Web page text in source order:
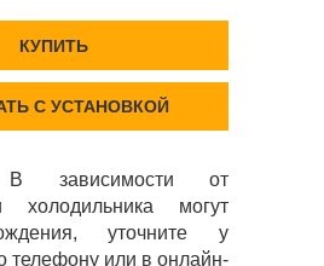
КУПИТЬ
С УСТАНОВКОЙ
В зависимости от
холодильника могут
уточните у
телефону или в онлайн-